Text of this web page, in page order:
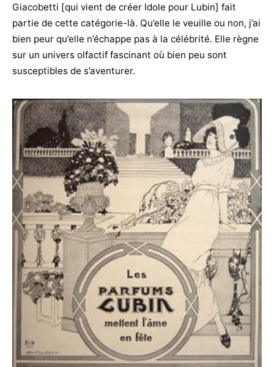
Giacobetti [qui vient de créer Idole pour Lubin] fait
partie de cette catégorie-là. Qu’elle le veuille ou non, j’ai
bien peur qu’elle n’échappe pas à la célébrité. Elle règne
sur un univers olfactif fascinant où bien peu sont
susceptibles de s’aventurer.